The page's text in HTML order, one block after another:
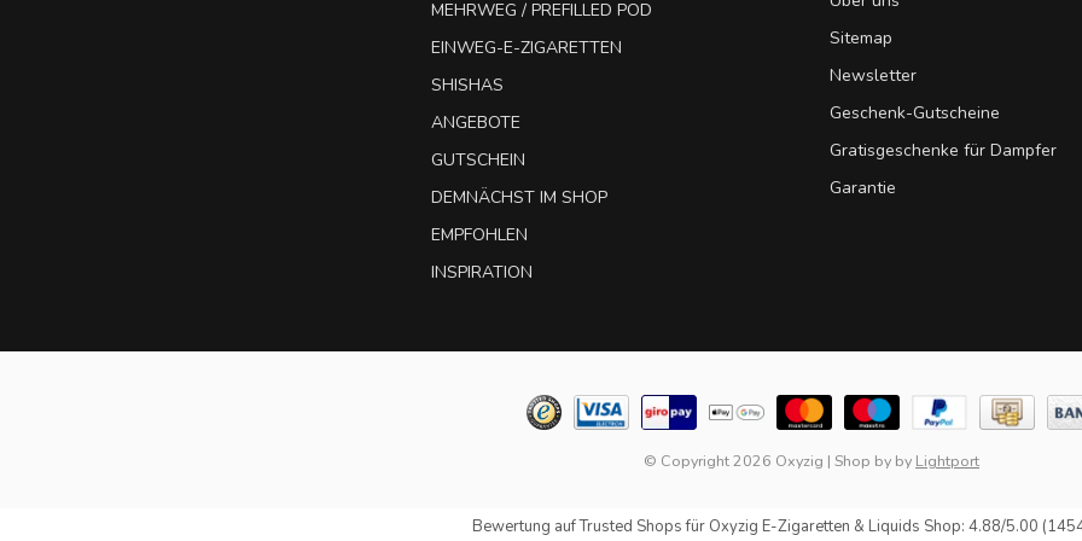
MEHRWEG / PREFILLED POD
EINWEG-E-ZIGARETTEN
SHISHAS
ANGEBOTE
GUTSCHEIN
DEMNÄCHST IM SHOP
EMPFOHLEN
INSPIRATION
Sitemap
Newsletter
Geschenk-Gutscheine
Gratisgeschenke für Dampfer
Garantie
© Copyright 2026 Oxyzig | Shop by by Lightport
Bewertung aufTrusted Shopsfür Oxyzig E-Zigaretten & Liquids Shop: 4.88/5.00